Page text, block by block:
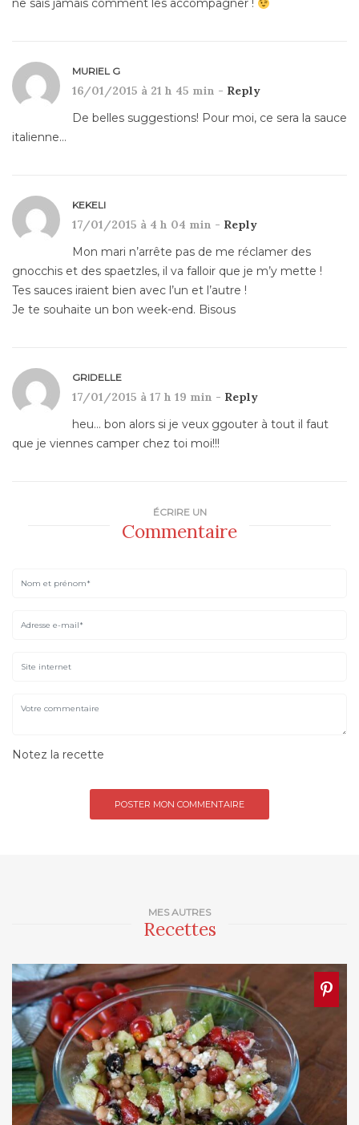
MES AUTRES
Recettes
ne sais jamais comment les accompagner !
MURIEL G
16/01/2015 à 21 h 45 min - Reply
De belles suggestions! Pour moi, ce sera la sauce
italienne…
KEKELI
17/01/2015 à 4 h 04 min - Reply
Mon mari n’arrête pas de me réclamer des
gnocchis et des spaetzles, il va falloir que je m’y mette !
Tes sauces iraient bien avec l’un et l’autre !
Je te souhaite un bon week-end. Bisous
GRIDELLE
17/01/2015 à 17 h 19 min - Reply
heu… bon alors si je veux ggouter à tout il faut
que je viennes camper chez toi moi!!!
ÉCRIRE UN
Commentaire
Notez la recette